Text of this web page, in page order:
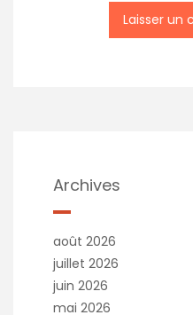
Archives
août 2026
juillet 2026
juin 2026
mai 2026